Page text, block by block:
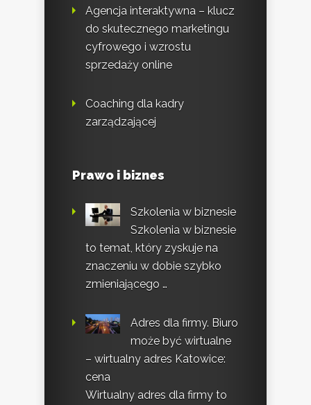
Agencja interaktywna – klucz
do skutecznego marketingu
cyfrowego i wzrostu
sprzedaży online
Coaching dla kadry
zarządzającej
Prawo i biznes
Szkolenia w biznesie
Szkolenia w biznesie
to temat, który zyskuje na
znaczeniu w dobie szybko
zmieniającego …
Adres dla firmy. Biuro
może być wirtualne
– wirtualny adres Katowice:
cena
Wirtualny adres dla firmy to